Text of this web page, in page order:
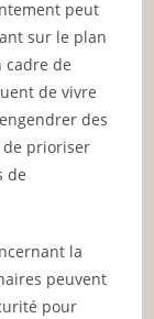
peut
sur le plan
cadre de
de vivre
des
prioriser
de
la
peuvent
pour